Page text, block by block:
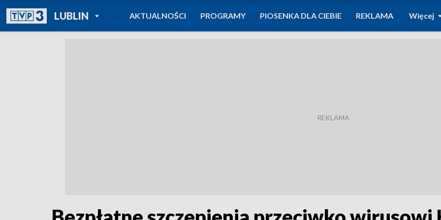
LUBLINPOWRÓT DO
TVP REGIONY
AKTUALNOŚCI PROGRAMY PIOSENKA DLA CIEBIE REKLAMA Więcej